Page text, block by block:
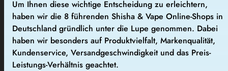
Um Ihnen diese wichtige Entscheidung zu erleichtern,
haben wir die 8 führenden Shisha & Vape Online-Shops in
Deutschland gründlich unter die Lupe genommen. Dabei
haben wir besonders auf Produktvielfalt, Markenqualität,
Kundenservice, Versandgeschwindigkeit und das Preis-
Leistungs-Verhältnis geachtet.